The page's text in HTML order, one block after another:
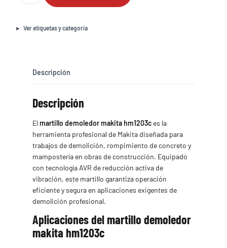
Makita
cantidad
Ver etiquetas y categoría
Descripción
Descripción
Elmartillo demoledor makita hm1203c es la
herramienta profesional de Makita diseñada para
trabajos de demolición, rompimiento de concreto y
mampostería en obras de construcción. Equipado
con tecnología AVR de reducción activa de
vibración, este martillo garantiza operación
eficiente y segura en aplicaciones exigentes de
demolición profesional.
Aplicaciones del martillo demoledor
makita hm1203c